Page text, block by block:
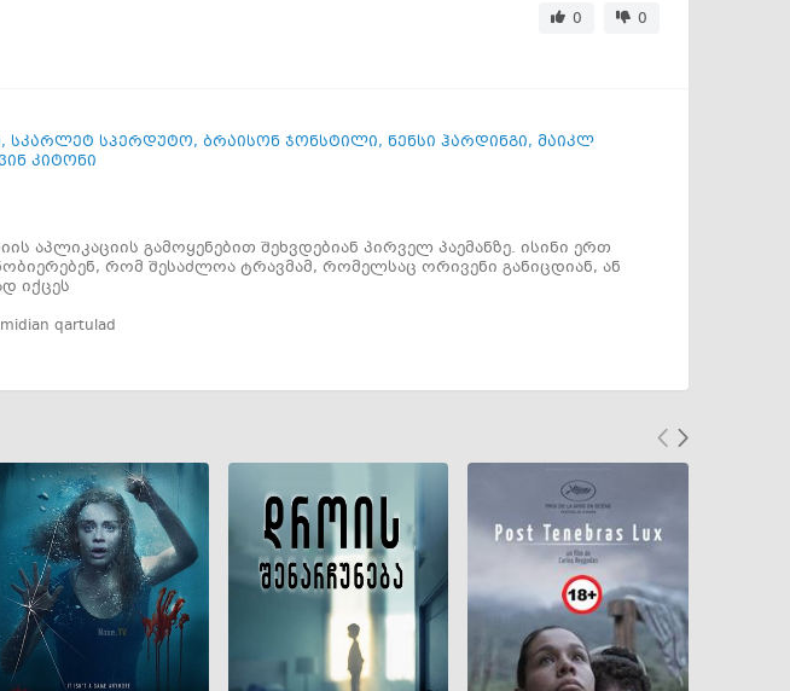
0
0
, სკარლეტ სპერდუტო, ბრაისონ ჯონსტილი, ნენსი ჰარდინგი, მაიკლ
კიტონი
აპლიკაციის გამოყენებით შეხვდებიან პირველ პაემანზე. ისინი ერთ
რომ შესაძლოა ტრავმამ, რომელსაც ორივენი განიცდიან, ან
იქცეს
qartulad